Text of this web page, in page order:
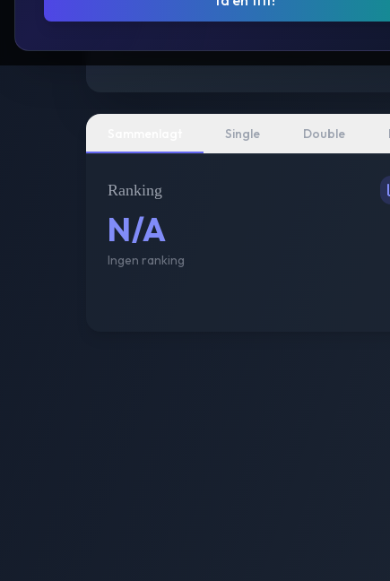
Single Double
Ranking
N/A
Ingen ranking